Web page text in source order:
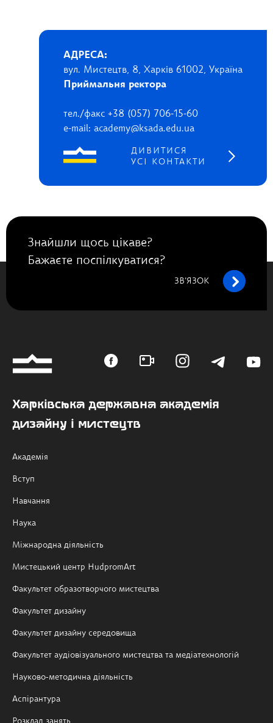
АДРЕСА:
вул. Мистецтв, 8, Харків 61002, Україна
Приймальня ректора
тел./факс +38 (057) 706-15-60
e-mail: academy@ksada.edu.ua
ДИВИТИСЯ
УСІ КОНТАКТИ
Знайшли щось цікаве?
Бажаєте поспілкуватися?
ЗВ’ЯЗОК
Харківська державна академія
дизайну і мистецтв
Академія
Вступ
Навчання
Наука
Міжнародна діяльність
Мистецький центр HudpromArt
Факультет образотворчого мистецтва
Факультет дизайну
Факультет дизайну середовища
Факультет аудіовізуального мистецтва та медіатехнологій
Науково-методична діяльність
Аспірантура
Розклад занять